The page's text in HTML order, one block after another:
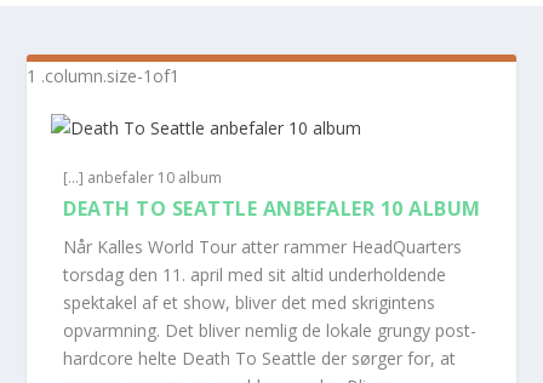
[...] anbefaler 10 album
DEATH TO SEATTLE ANBEFALER 10 ALBUM
Når Kalles World Tour atter rammer HeadQuarters
torsdag den 11. april med sit altid underholdende
spektakel af et show, bliver det med skrigintens
opvarmning. Det bliver nemlig de lokale grungy post-
hardcore helte Death To Seattle der sørger for, at